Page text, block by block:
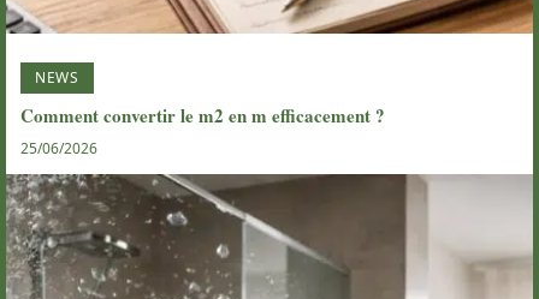
NEWS
Comment convertir le m2 en m efficacement ?
25/06/2026